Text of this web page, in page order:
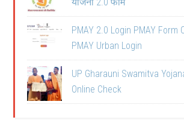
PMAY 2.0 Login PMAY Form
PMAY Urban Login
UP Gharauni Swamitva
Online Check